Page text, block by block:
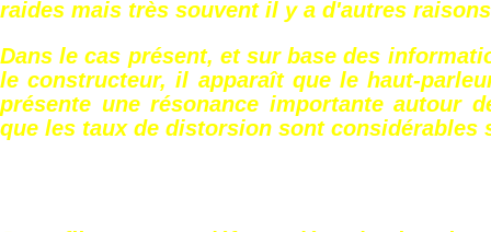
raides mais très souvent il y a d'autres
Dans le cas présent, et sur base des
le constructeur, il apparaît que le haut-
présente une résonance importante autour
que les taux de distorsion sont considérables